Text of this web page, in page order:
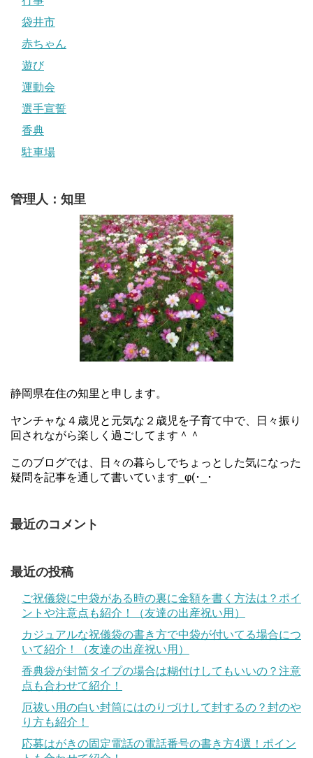
袋井市
赤ちゃん
遊び
運動会
選手宣誓
香典
駐車場
管理人：知里
静岡県在住の知里と申します。
ヤンチャな４歳児と元気な２歳児を子育て中で、日々振り
回されながら楽しく過ごしてます＾＾
このブログでは、日々の暮らしでちょっとした気になった
疑問を記事を通して書いています_φ(･_･
最近のコメント
最近の投稿
ご祝儀袋に中袋がある時の裏に金額を書く方法は？ポイ
ントや注意点も紹介！（友達の出産祝い用）
カジュアルな祝儀袋の書き方で中袋が付いてる場合につ
いて紹介！（友達の出産祝い用）
香典袋が封筒タイプの場合は糊付けしてもいいの？注意
点も合わせて紹介！
厄祓い用の白い封筒にはのりづけして封するの？封のや
り方も紹介！
応募はがきの固定電話の電話番号の書き方4選！ポイン